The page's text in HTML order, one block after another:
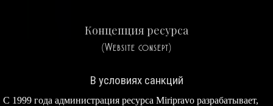
Концепция ресурса
(Website consept)
В условиях санкций
С 1999 года администрация ресурса Miripravo разрабатывает,